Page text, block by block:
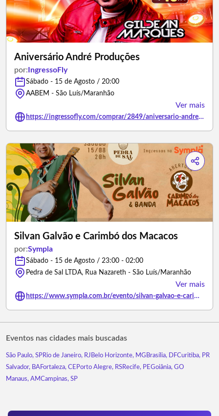
Aniversário André Produções
por: IngressoFly
Sábado - 15 de Agosto / 20:00
AABEM - São Luís/Maranhão
Ver mais
https://ingressofly.com/comprar/2849/aniversario-andre-producoes
Silvan Galvão e Carimbó dos Macacos
por:Sympla
Sábado - 15 de Agosto / 23:00 - 02:00
Pedra de Sal LTDA, Rua Nazareth - São Luís/Maranhão
Ver mais
https://www.sympla.com.br/evento/silvan-galvao-e-carimbo-dos-macacos/3499971
Eventos nas cidades mais buscadas
São Paulo, SPRio de Janeiro, RJ Belo Horizonte, MG Brasília, DFCuritiba, PR
Salvador, BAFortaleza, CE Porto Alegre, RSRecife, PEGoiânia, GO
Manaus, AMCampinas, SP